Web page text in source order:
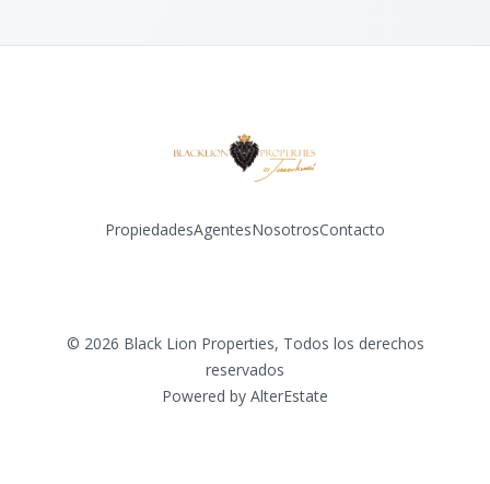
PropiedadesAgentesNosotrosContacto
© 2026 Black Lion Properties, Todos los derechos
reservados
Powered by AlterEstate